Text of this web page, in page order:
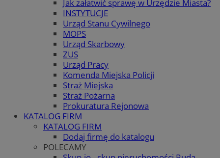
Jak załatwić sprawę w Urzędzie Miasta?
INSTYTUCJE
Urząd Stanu Cywilnego
MOPS
Urząd Skarbowy
ZUS
Urząd Pracy
Komenda Miejska Policji
Straż Miejska
Straż Pożarna
Prokuratura Rejonowa
KATALOG FIRM
KATALOG FIRM
Dodaj firmę do katalogu
POLECAMY